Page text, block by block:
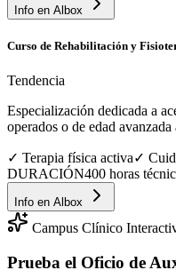
Info en Albox
Curso de Rehabilitación y
Tendencia
Especialización dedicada a
operados o de edad
✓ Terapia física activa✓
DURACIÓN400 horas
Info en Albox
Campus Clínico
Prueba el Oficio de